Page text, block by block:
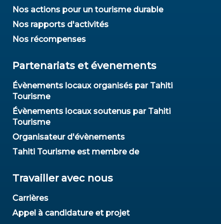
Nos actions pour un tourisme durable
Nos rapports d'activités
Nos récompenses
Partenariats et évenements
Évènements locaux organisés par Tahiti
Tourisme
Évènements locaux soutenus par Tahiti
Tourisme
Organisateur d'évènements
Tahiti Tourisme est membre de
Travailler avec nous
Carrières
Appel à candidature et projet